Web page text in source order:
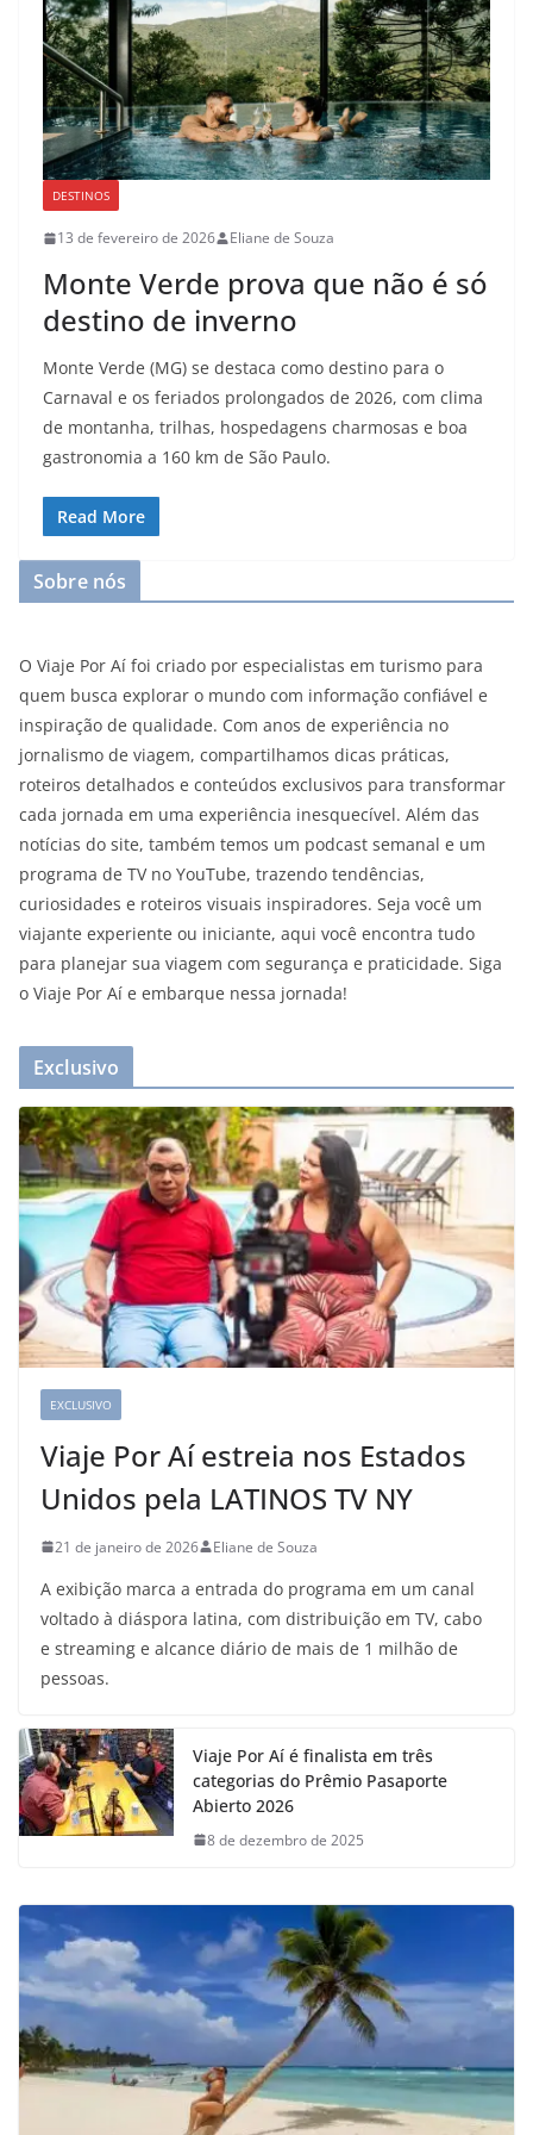
DESTINOS
13 de fevereiro de 2026 Eliane de Souza
Monte Verde prova que não é só
destino de inverno
Monte Verde (MG) se destaca como destino para o
Carnaval e os feriados prolongados de 2026, com clima
de montanha, trilhas, hospedagens charmosas e boa
gastronomia a 160 km de São Paulo.
Read More
Sobre nós
O Viaje Por Aí foi criado por especialistas em turismo para
quem busca explorar o mundo com informação confiável e
inspiração de qualidade. Com anos de experiência no
jornalismo de viagem, compartilhamos dicas práticas,
roteiros detalhados e conteúdos exclusivos para transformar
cada jornada em uma experiência inesquecível. Além das
notícias do site, também temos um podcast semanal e um
programa de TV no YouTube, trazendo tendências,
curiosidades e roteiros visuais inspiradores. Seja você um
viajante experiente ou iniciante, aqui você encontra tudo
para planejar sua viagem com segurança e praticidade. Siga
o Viaje Por Aí e embarque nessa jornada!
Exclusivo
EXCLUSIVO
Viaje Por Aí estreia nos Estados
Unidos pela LATINOS TV NY
21 de janeiro de 2026 Eliane de Souza
A exibição marca a entrada do programa em um canal
voltado à diáspora latina, com distribuição em TV, cabo
e streaming e alcance diário de mais de 1 milhão de
pessoas.
Viaje Por Aí é finalista em três
categorias do Prêmio Pasaporte
Abierto 2026
8 de dezembro de 2025